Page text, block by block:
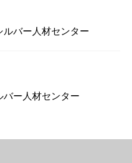
バー人材センター
ー人材センター